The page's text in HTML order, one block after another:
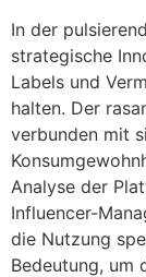
In der
strategische
Labels und
halten. Der
verbunden mit
Analyse der
Influencer-
die Nutzung
Bedeutung, um